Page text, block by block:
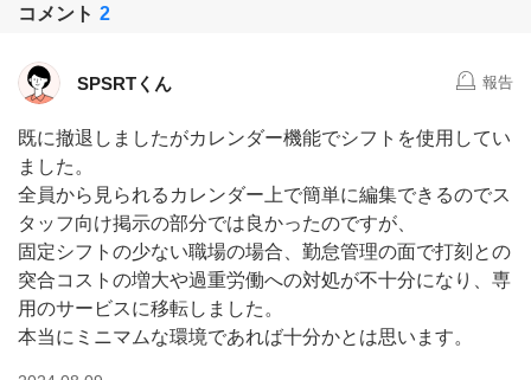
コメント 2
SPSRTくん 報告
既に撤退しましたがカレンダー機能でシフトを使用してい
ました。
全員から見られるカレンダー上で簡単に編集できるのでス
タッフ向け掲示の部分では良かったのですが、
固定シフトの少ない職場の場合、勤怠管理の面で打刻との
突合コストの増大や過重労働への対処が不十分になり、専
用のサービスに移転しました。
本当にミニマムな環境であれば十分かとは思います。